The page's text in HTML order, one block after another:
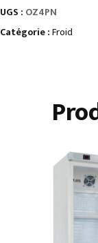
gamme
afi
UGS : OZ4PN
Catégorie :Froid